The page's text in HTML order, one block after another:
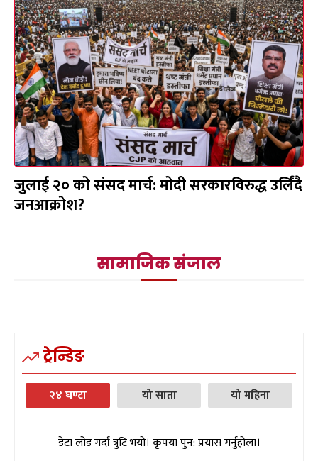
जुलाई २० को संसद मार्च: मोदी सरकारविरुद्ध उर्लिंदै
जनआक्रोश?
सामाजिक संजाल
ट्रेन्डिङ
२४ घण्टा यो साता यो महिना
डेटा लोड गर्दा त्रुटि भयो। कृपया पुन: प्रयास गर्नुहोला।